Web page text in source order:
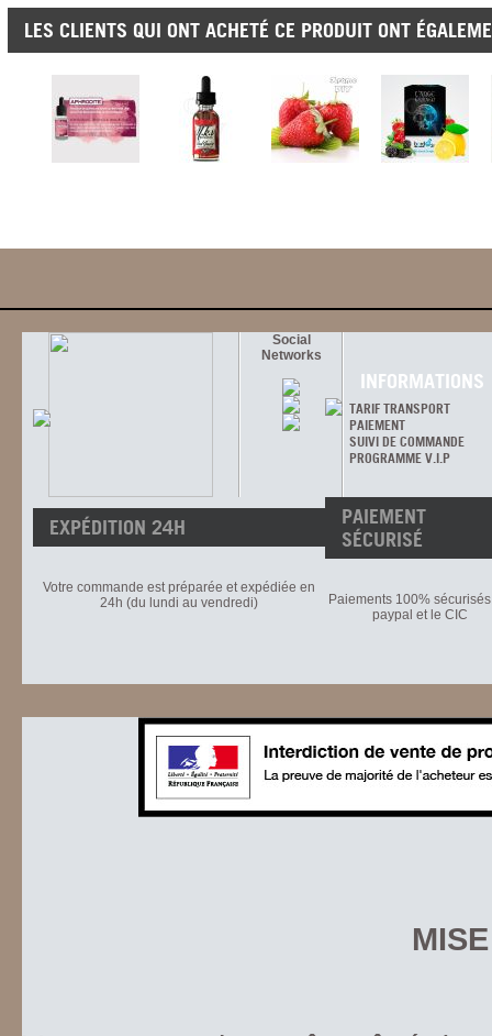
LES CLIENTS QUI ONT ACHETÉ CE PRODUIT ONT
Social
Networks
INFORMATIONS
TARIF TRANSPORT
PAIEMENT
SUIVI DE COMMANDE
PROGRAMME V.I.P
EXPÉDITION 24H
Votre commande est préparée et expédiée en
24h (du lundi au vendredi)
PAIEMENT
SÉCURISÉ
Paiements 100%
paypal et le CIC